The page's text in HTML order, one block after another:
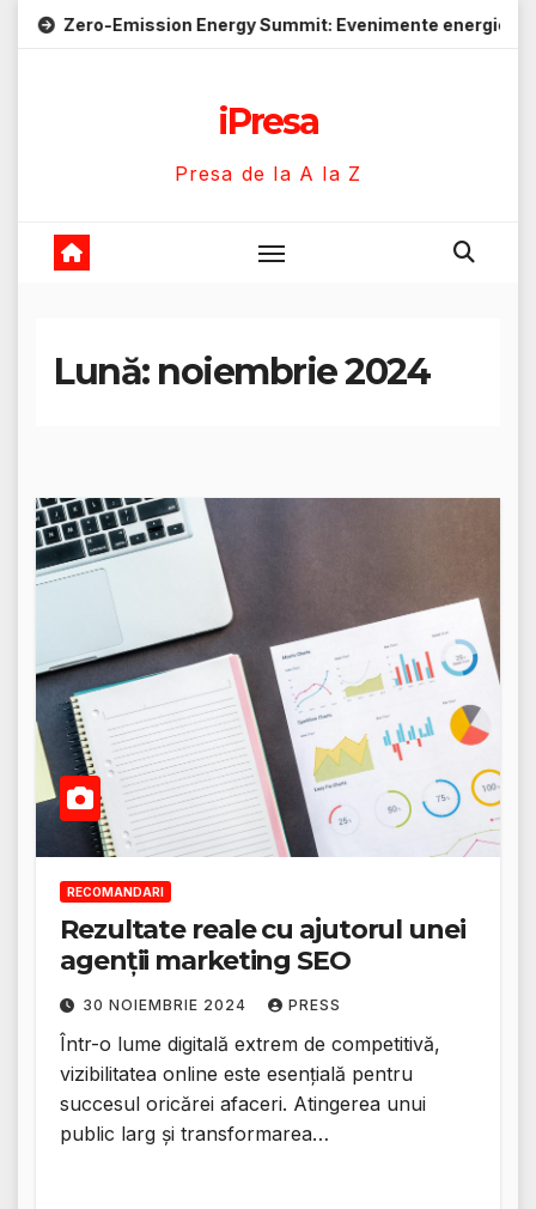
Skip
Energy Summit: Evenimente energie despre soluții cu
iPresa
Presa de la A la Z
Lună: noiembrie 2024
RECOMANDARI
Rezultate reale cu ajutorul unei
agenții marketing SEO
30 NOIEMBRIE 2024 PRESS
Într-o lume digitală extrem de competitivă,
vizibilitatea online este esențială pentru
succesul oricărei afaceri. Atingerea unui
public larg și transformarea…